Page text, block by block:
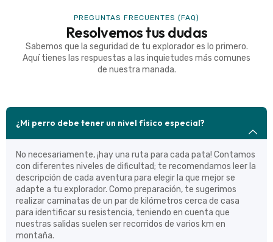
PREGUNTAS FRECUENTES (FAQ)
Resolvemos tus dudas
Sabemos que la seguridad de tu explorador es lo primero.
Aquí tienes las respuestas a las inquietudes más comunes
de nuestra manada.
¿Mi perro debe tener un nivel físico especial?
No necesariamente, ¡hay una ruta para cada pata! Contamos
con diferentes niveles de dificultad; te recomendamos leer la
descripción de cada aventura para elegir la que mejor se
adapte a tu explorador. Como preparación, te sugerimos
realizar caminatas de un par de kilómetros cerca de casa
para identificar su resistencia, teniendo en cuenta que
nuestras salidas suelen ser recorridos de varios km en
montaña.